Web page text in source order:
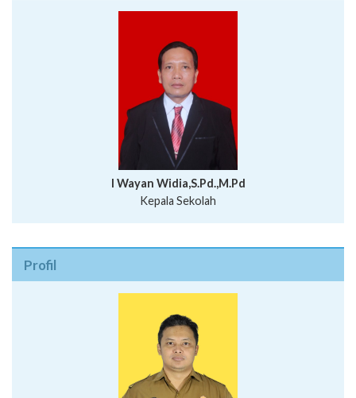
I Wayan Widia,S.Pd.,M.Pd
Kepala Sekolah
Profil